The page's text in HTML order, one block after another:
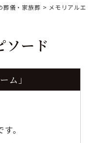
葬儀・家族葬 > メモリアルエ
ソード
ム」
。